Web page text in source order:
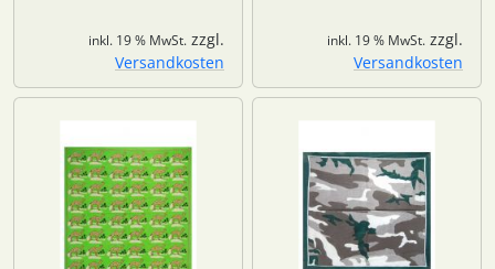
inkl. 19 % MwSt. zzgl.
Versandkosten
inkl. 19 % MwSt. zzgl.
Versandkosten